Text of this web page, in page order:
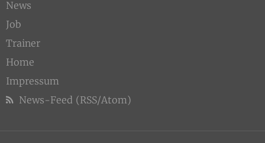
News
Job
Trainer
Home
Impressum
News-Feed (RSS/Atom)